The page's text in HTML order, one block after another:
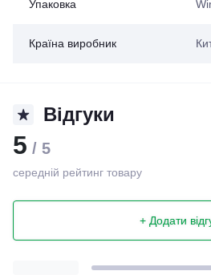
Упаковка
Країна виробник
Відгуки
5 / 5
середній рейтинг товару
+ Додати